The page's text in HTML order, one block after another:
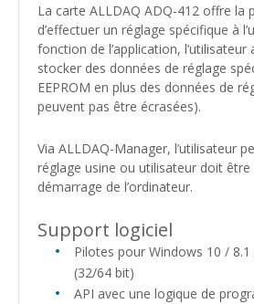
La carte ALLDAQ ADQ-412 offre la
d’effectuer un réglage spécifique à
fonction de l’application, l’utilisateur
stocker des données de réglage
EEPROM en plus des données de
peuvent pas être écrasées).
Via ALLDAQ-Manager, l’utilisateur
réglage usine ou utilisateur doit être
démarrage de l’ordinateur.
Support logiciel
Pilotes pour Windows 10 /
(32/64 bit)
API avec une logique de